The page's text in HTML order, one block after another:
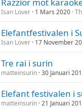
Isan Lover 1 Mars 2020
Elefantfestivalen i
Isan Lover 17 November
Tre rai i surin
matteinsurin 30 Januari
Elefant festivalen i
matteinsurin 21 Januari